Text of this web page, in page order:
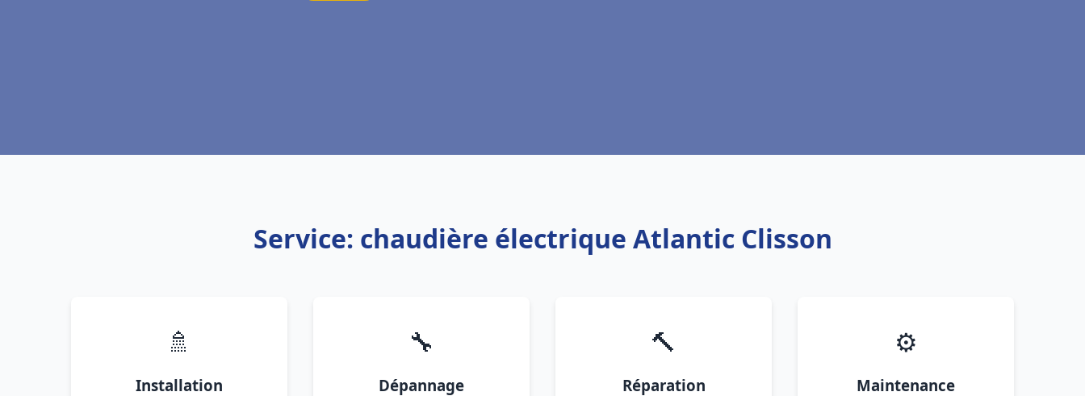
Service: chaudière électrique Atlantic Clisson
🚿
Installation
🔧
Dépannage
🔨
Réparation
⚙️
Maintenance